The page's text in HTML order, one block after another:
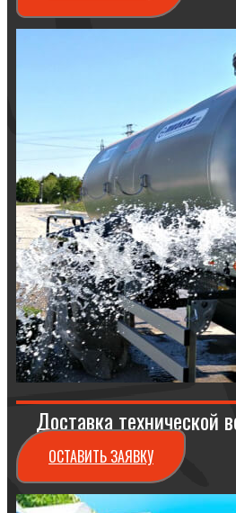
Доставка технической
ОСТАВИТЬ ЗАЯВКУ